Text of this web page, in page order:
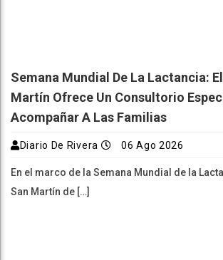
Semana Mundial De La Lactancia:
Martín Ofrece Un Consultorio
Acompañar A Las Familias
Diario De Rivera 06 Ago 2026
En el marco de la Semana Mundial de la
San Martín de […]